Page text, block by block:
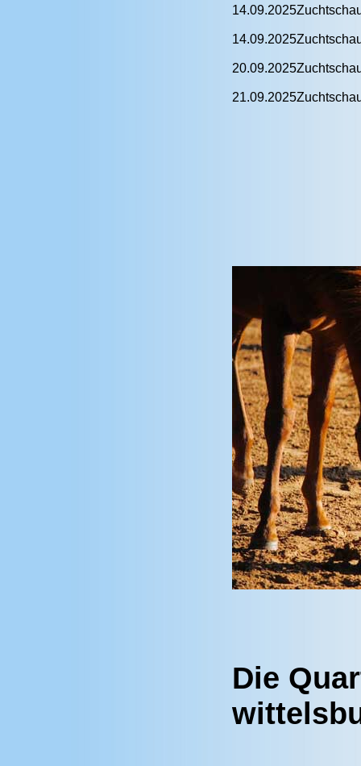
14.09.2025
14.09.2025
20.09.2025
21.09.2025
Die